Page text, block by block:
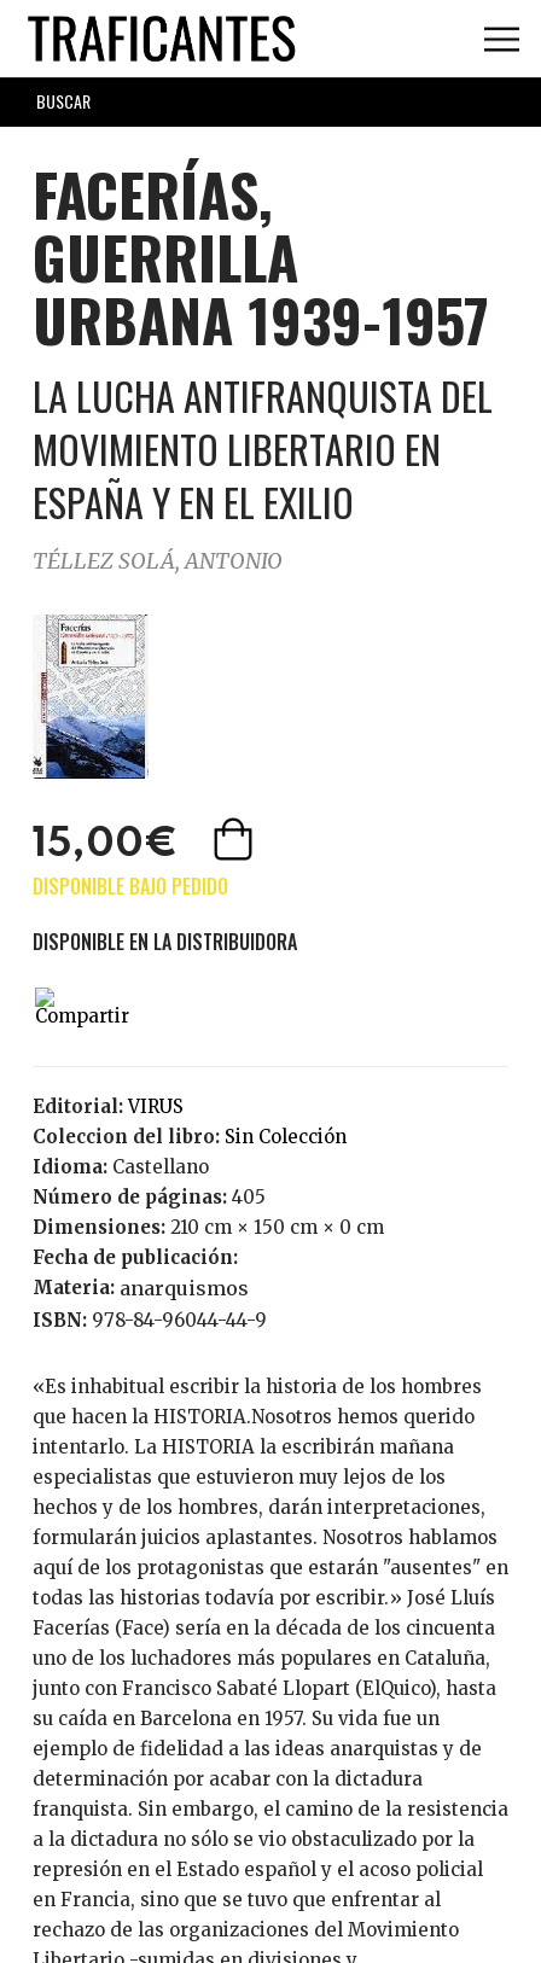
Skip
main
content
SEARCH
FORM
FACERÍAS,
GUERRILLA
URBANA 1939-1957
LA LUCHA ANTIFRANQUISTA DEL
MOVIMIENTO LIBERTARIO EN
ESPAÑA Y EN EL EXILIO
TÉLLEZ SOLÁ, ANTONIO
15,00€
Editorial: VIRUS
Coleccion del libro:
Sin Colección
Idioma:
Castellano
Número de páginas:
405
Dimensiones: 210 cm × 150 cm × 0 cm
Fecha de publicación:
Materia: anarquismos
ISBN: 978-84-96044-44-9
«Es inhabitual escribir la historia de los hombres
que hacen la HISTORIA.Nosotros hemos querido
intentarlo. La HISTORIA la escribirán mañana
especialistas que estuvieron muy lejos de los
hechos y de los hombres, darán interpretaciones,
formularán juicios aplastantes. Nosotros hablamos
aquí de los protagonistas que estarán "ausentes" en
todas las historias todavía por escribir.» José Lluís
Facerías (Face) sería en la década de los cincuenta
uno de los luchadores más populares en Cataluña,
junto con Francisco Sabaté Llopart (ElQuico), hasta
su caída en Barcelona en 1957. Su vida fue un
ejemplo de fidelidad a las ideas anarquistas y de
determinación por acabar con la dictadura
franquista. Sin embargo, el camino de la resistencia
a la dictadura no sólo se vio obstaculizado por la
represión en el Estado español y el acoso policial
en Francia, sino que se tuvo que enfrentar al
rechazo de las organizaciones del Movimiento